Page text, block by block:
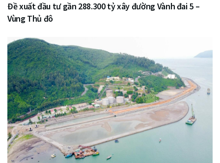
Đề xuất đầu tư gần 288.300 tỷ xây đường Vành đai 5 –
Vùng Thủ đô